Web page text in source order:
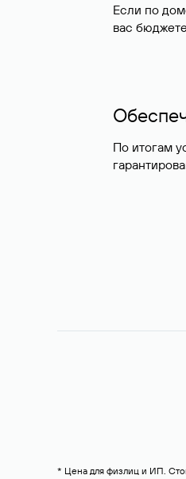
Если по
вас
По итогам
* Цена для физлиц и ИП.